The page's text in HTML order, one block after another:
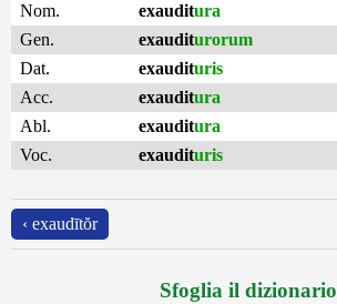
Nom.
exauditura
Gen.
exauditurorum
Dat.
exaudituris
Acc.
exauditura
Abl.
exauditura
Voc.
exaudituris
‹ exaudītŏr
Sfoglia il dizionario